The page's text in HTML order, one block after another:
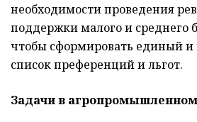
необходимости проведения
поддержки малого и среднего
чтобы сформировать единый и
список преференций и льгот.
Задачи в